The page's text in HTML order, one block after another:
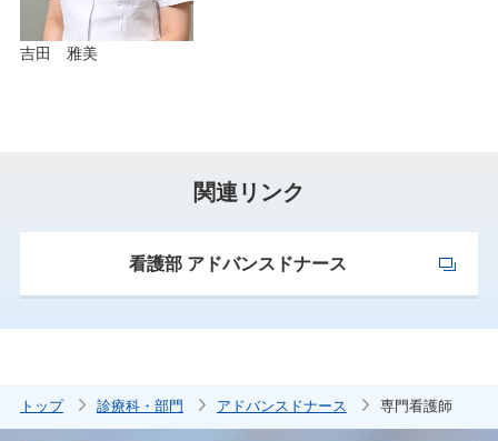
吉田 雅美
関連リンク
看護部 アドバンスドナース
トップ 診療科・部門 アドバンスドナース 専門看護師